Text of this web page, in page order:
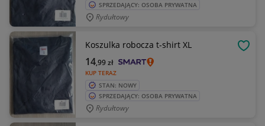
SPRZEDAJĄCY: OSOBA PRYWATNA
Rydułtowy
Koszulka robocza t-shirt XL
KUP TERAZ
14,99zł
STAN: NOWY
SPRZEDAJĄCY: OSOBA PRYWATNA
Rydułtowy